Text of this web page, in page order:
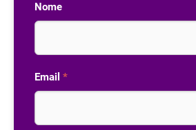
Nome
Email *